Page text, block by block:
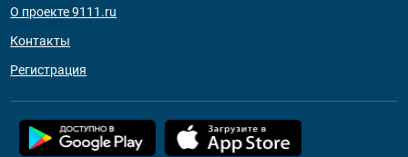
О проекте 9111.ru
Контакты
Регистрация